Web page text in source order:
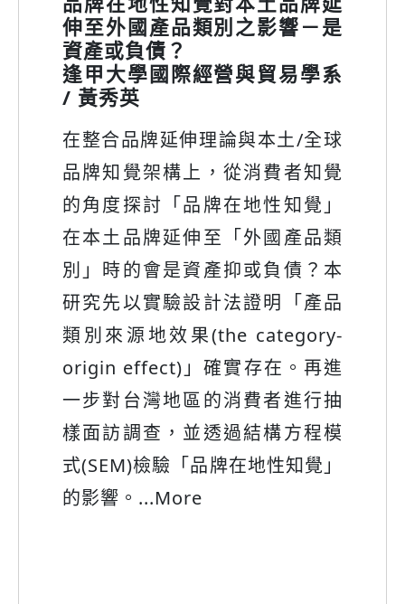
之研究：量表發展與驗證
國立臺灣海洋大學航運管理學
系 / 林秀芬
為了因應日益複雜的供應鏈配銷
網路，以及面對外在環境(國際環
保法規、政府立法政策、交易夥
伴要求)的壓力下，促使企業必須
將綠色環保概念整合於供應鏈管
理系統中，進而推動與實施綠色
供應鏈管理系統。建構綠色供應
鏈管理系統的關鍵績效指標，已
被許多學者視為是重要研究議
題。 ...More